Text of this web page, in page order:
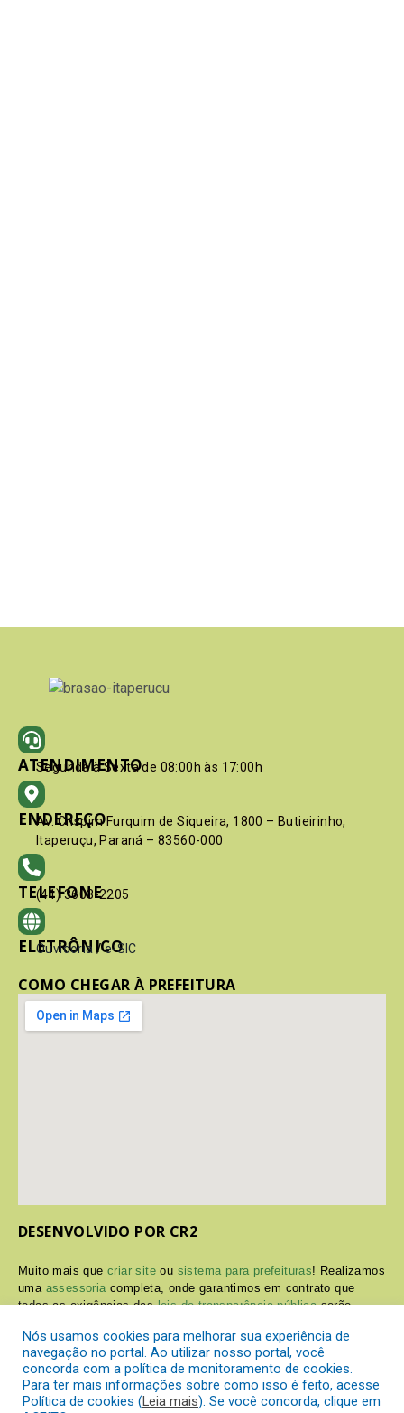
ATENDIMENTO
Segunda à Sexta de 08:00h às 17:00h
ENDEREÇO
Av. Crispim Furquim de Siqueira, 1800 – Butieirinho,
Itaperuçu, Paraná – 83560-000
TELEFONE
(41) 3603-2205
ELETRÔNICO
Ouvidoria / e-SIC
COMO CHEGAR À PREFEITURA
DESENVOLVIDO POR CR2
Muito mais quecriar site ou sistema para prefeituras! Realizamos
uma assessoria completa, onde garantimos em contrato que
todas as exigências dasleis de transparência públicaserão
Conheça oPNTPe oRadar da Transparência Pública
Nós usamos cookies para melhorar sua experiência de
navegação no portal. Ao utilizar nosso portal, você
concorda com a política de monitoramento de cookies.
Para ter mais informações sobre como isso é feito, acesse
Política de cookies (Leia mais). Se você concorda, clique em